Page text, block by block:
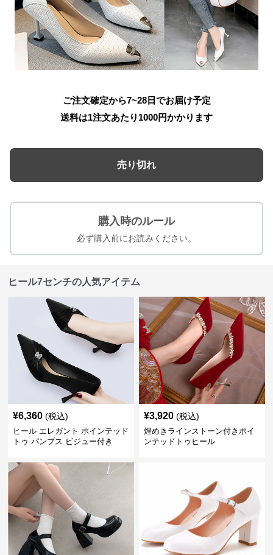
ご注文確定から7~28日でお届け予定
送料は1注文あたり 1000円かかります
売り切れ
購入時のルール
必ず購入前にお読みください。
ヒール7センチの人気アイテム
¥6,360 (税込)
ヒール エレガント ポインテッド
トゥ パンプス ビジュー付き
¥3,920 (税込)
煌めきラインストーン付きポイ
ンテッドトゥヒール